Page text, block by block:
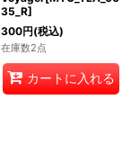
35_R]
300円(税込)
在庫数2点
カートに入れる